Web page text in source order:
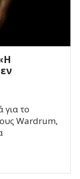
το
Wardrum,